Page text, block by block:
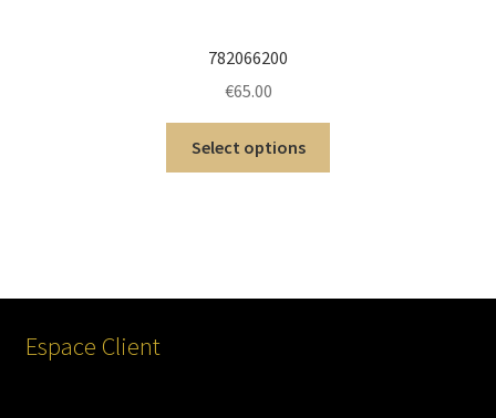
782066200
€65.00
Select options
Espace Client